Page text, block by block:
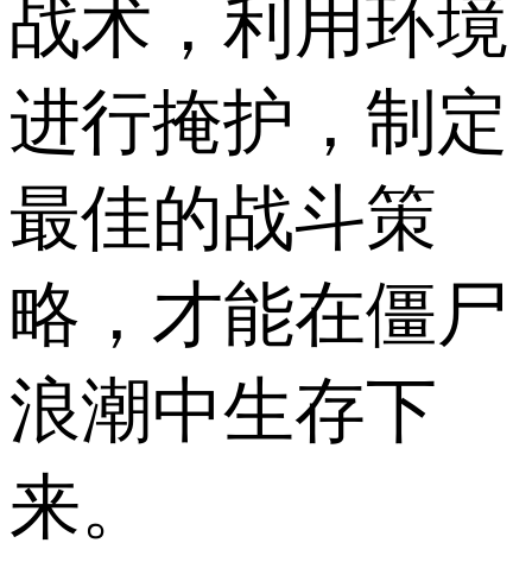
战术，利用环境
进行掩护，制定
最佳的战斗策
略，才能在僵尸
浪潮中生存下
来。